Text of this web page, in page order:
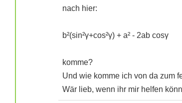
nach hier:
b²(sin²γ+cos²γ) + a² - 2ab cosγ
komme?
Und wie komme ich von da zum
Wär lieb, wenn ihr mir helfen